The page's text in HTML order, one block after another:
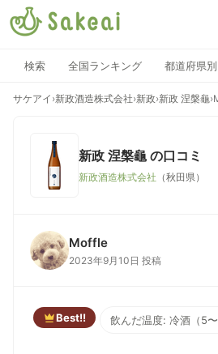
検索 全国ランキング 都道府県
サケアイ ›新政酒造株式会社›新政›新政 涅槃龜›
新政 涅槃龜 の口コミ
新政酒造株式会社 （秋田県）
Moffle
2023年9月10日 投稿
Best!! 飲んだ温度: 冷酒（5